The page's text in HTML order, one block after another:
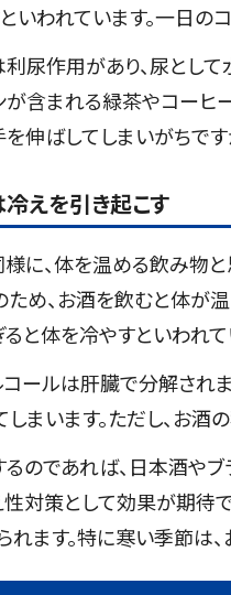
いわれています。一日の
利尿作用があり、尿とし
が含まれる緑茶やコー
伸ばしてしまいがちで
えを引き起こす
に、体を温める飲み物
ため、お酒を飲むと体が
と体を冷やすといわれて
ールは肝臓で分解され
まいます。ただし、お酒
のであれば、日本酒やブ
性対策として効果が期待
れます。特に寒い季節は